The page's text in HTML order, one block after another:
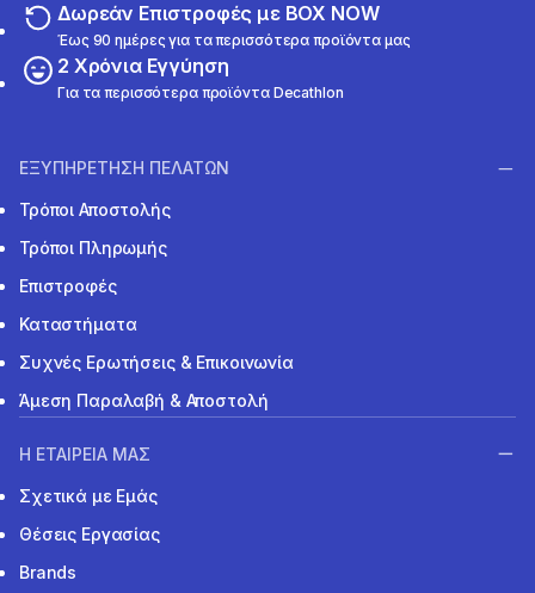
Δωρεάν Επιστροφές με BOX NOW
Έως 90 ημέρες για τα περισσότερα προϊόντα μας
2 Χρόνια Εγγύηση
Για τα περισσότερα προϊόντα Decathlon
ΕΞΥΠΗΡΕΤΗΣΗ ΠΕΛΑΤΩΝ
Τρόποι Αποστολής
Τρόποι Πληρωμής
Επιστροφές
Καταστήματα
Συχνές Ερωτήσεις & Επικοινωνία
Άμεση Παραλαβή & Αποστολή
Η ΕΤΑΙΡΕΙΑ ΜΑΣ
Σχετικά με Εμάς
Θέσεις Εργασίας
Brands